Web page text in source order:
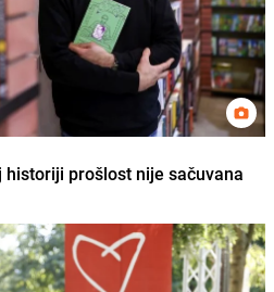
prošlost nije sačuvana